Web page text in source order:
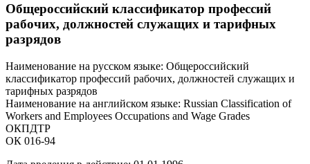
Общероссийский классификатор профессий
рабочих, должностей служащих и тарифных
разрядов
Наименование на русском языке: Общероссийский
классификатор профессий рабочих, должностей служащих и
тарифных разрядов
Наименование на английском языке: Russian Classification of
Workers and Employees Occupations and Wage Grades
ОКПДТР
ОК 016-94